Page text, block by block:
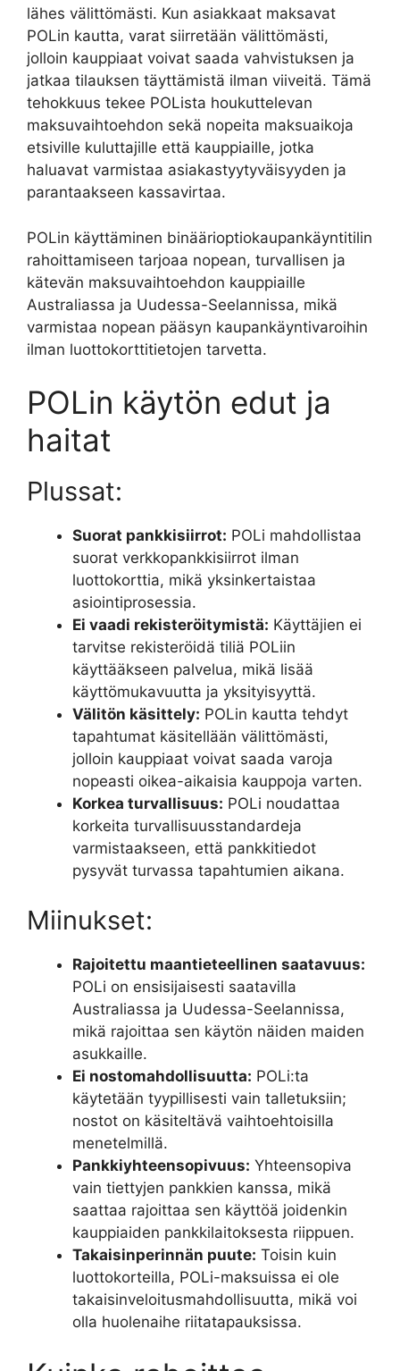
lähes välittömästi. Kun asiakkaat maksavat
POLin kautta, varat siirretään välittömästi,
jolloin kauppiaat voivat saada vahvistuksen ja
jatkaa tilauksen täyttämistä ilman viiveitä. Tämä
tehokkuus tekee POLista houkuttelevan
maksuvaihtoehdon sekä nopeita maksuaikoja
etsiville kuluttajille että kauppiaille, jotka
haluavat varmistaa asiakastyytyväisyyden ja
parantaakseen kassavirtaa.
POLin käyttäminen binäärioptiokaupankäyntitilin
rahoittamiseen tarjoaa nopean, turvallisen ja
kätevän maksuvaihtoehdon kauppiaille
Australiassa ja Uudessa-Seelannissa, mikä
varmistaa nopean pääsyn kaupankäyntivaroihin
ilman luottokorttitietojen tarvetta.
POLin käytön edut ja
haitat
Plussat:
Suorat pankkisiirrot: POLi mahdollistaa
suorat verkkopankkisiirrot ilman
luottokorttia, mikä yksinkertaistaa
asiointiprosessia.
Ei vaadi rekisteröitymistä: Käyttäjien ei
tarvitse rekisteröidä tiliä POLiin
käyttääkseen palvelua, mikä lisää
käyttömukavuutta ja yksityisyyttä.
Välitön käsittely: POLin kautta tehdyt
tapahtumat käsitellään välittömästi,
jolloin kauppiaat voivat saada varoja
nopeasti oikea-aikaisia ​​kauppoja varten.
Korkea turvallisuus: POLi noudattaa
korkeita turvallisuusstandardeja
varmistaakseen, että pankkitiedot
pysyvät turvassa tapahtumien aikana.
Miinukset:
Rajoitettu maantieteellinen saatavuus:
POLi on ensisijaisesti saatavilla
Australiassa ja Uudessa-Seelannissa,
mikä rajoittaa sen käytön näiden maiden
asukkaille.
Ei nostomahdollisuutta: POLi:ta
käytetään tyypillisesti vain talletuksiin;
nostot on käsiteltävä vaihtoehtoisilla
menetelmillä.
Pankkiyhteensopivuus: Yhteensopiva
vain tiettyjen pankkien kanssa, mikä
saattaa rajoittaa sen käyttöä joidenkin
kauppiaiden pankkilaitoksesta riippuen.
Takaisinperinnän puute: Toisin kuin
luottokorteilla, POLi-maksuissa ei ole
takaisinveloitusmahdollisuutta, mikä voi
olla huolenaihe riitatapauksissa.